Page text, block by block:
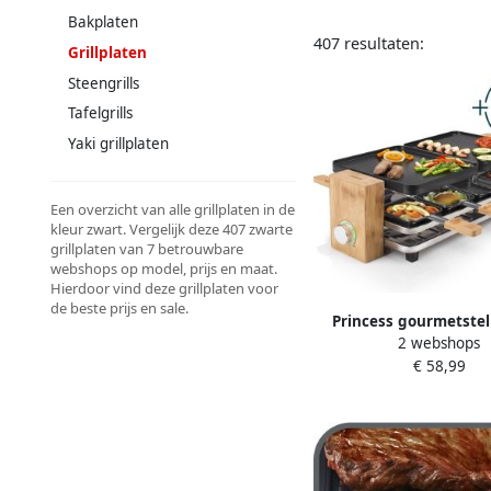
Bakplaten
Grillplaten
Steengrills
Tafelgrills
Yaki grillplaten
Een overzicht van alle grillplaten in de
kleur zwart. Vergelijk deze 407 zwarte
grillplaten van 7 betrouwbare
webshops op model, prijs en maat.
Hierdoor vind deze grillplaten voor
de beste prijs en sale.
407 resultaten:
Princess gourmetstel
Raclette en Steengrill
Bamboe Regelbare
snoer Parking
ongebruikte
2 webshops
€ 58,99